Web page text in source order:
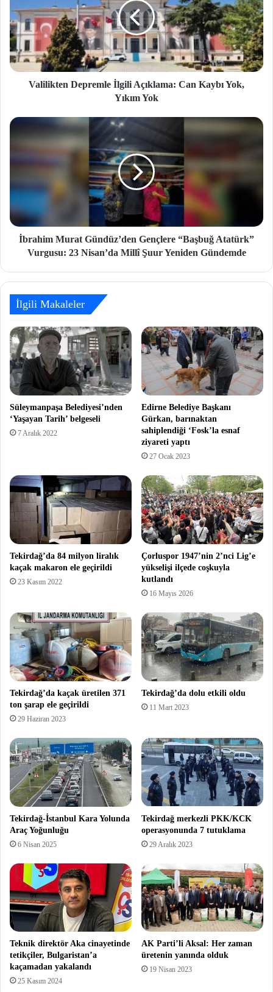
Valilikten Depremle İlgili Açıklama: Can Kaybı Yok,
Yıkım Yok
İbrahim Murat Gündüz’den Gençlere “Başbuğ Atatürk”
Vurgusu: 23 Nisan’da Millî Şuur Yeniden Gündemde
İlgili Makaleler
Süleymanpaşa Belediyesi’nden
‘Yaşayan Tarih’ belgeseli
7 Aralık 2022
Edirne Belediye Başkanı
Gürkan, barınaktan
sahiplendiği ‘Fosk’la esnaf
ziyareti yaptı
27 Ocak 2023
Tekirdağ’da 84 milyon liralık
kaçak makaron ele geçirildi
23 Kasım 2022
Çorluspor 1947’nin 2’nci Lig’e
yükselişi ilçede coşkuyla
kutlandı
16 Mayıs 2026
Tekirdağ’da kaçak üretilen 371
ton şarap ele geçirildi
29 Haziran 2023
Tekirdağ’da dolu etkili oldu
11 Mart 2023
Tekirdağ-İstanbul Kara Yolunda
Araç Yoğunluğu
6 Nisan 2025
Tekirdağ merkezli PKK/KCK
operasyonunda 7 tutuklama
29 Aralık 2023
Teknik direktör Aka cinayetinde
tetikçiler, Bulgaristan’a
kaçamadan yakalandı
25 Kasım 2024
AK Parti’li Aksal: Her zaman
üretenin yanında olduk
19 Nisan 2023